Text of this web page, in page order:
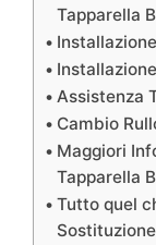
Tapparella
Assistenza
Cambio
Maggiori
Tapparella
Tutto quel